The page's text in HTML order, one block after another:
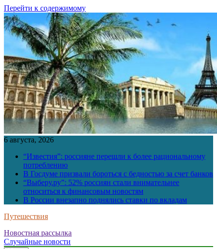
Перейти к содержимому
6 августа, 2026
“Известия”: россияне перешли к более рациональному
потреблению
В Госдуме призвали бороться с бедностью за счет банков
“Выберу.ру”: 52% россиян стали внимательнее
относиться к финансовым новостям
В России внезапно поднялись ставки по вкладам
Путешествия
Новостная рассылка
Случайные новости